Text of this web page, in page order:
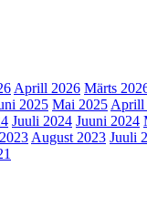
Aprill 2026 Märts
2025 Mai 2025 Aprill
Juuli 2024 Juuni 2024
August 2023 Juuli